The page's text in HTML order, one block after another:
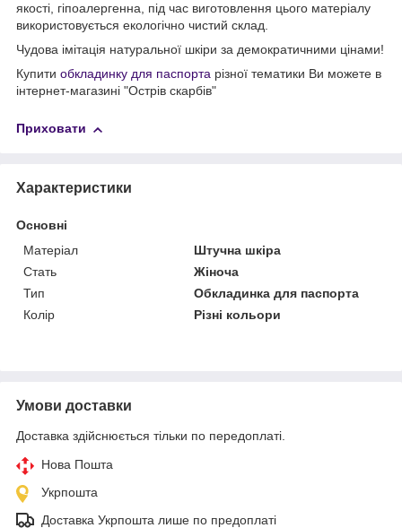
якості, гіпоалергенна, під час виготовлення цього матеріалу
використовується екологічно чистий склад.
Чудова імітація натуральної шкіри за демократичними цінами!
Купити обкладинку для паспорта різної тематики Ви можете в
інтернет-магазині "Острів скарбів"
Приховати
Характеристики
Основні
Матеріал
Штучна шкіра
Стать
Жіноча
Тип
Обкладинка для паспорта
Колір
Різні кольори
Умови доставки
Доставка здійснюється тільки по передоплаті.
Нова Пошта
Укрпошта
Доставка Укрпошта лише по предоплаті